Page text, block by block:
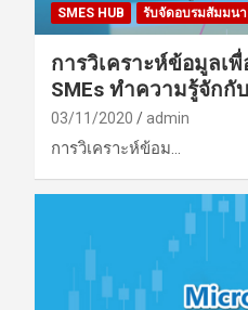
SMES HUB
รับจัดอบรมสัมมนา
การวิเคราะห์ข้อมูลเ
SMEs ทำความรู้จักกั
03/11/2020 admin
การวิเคราะห์ข้อม…